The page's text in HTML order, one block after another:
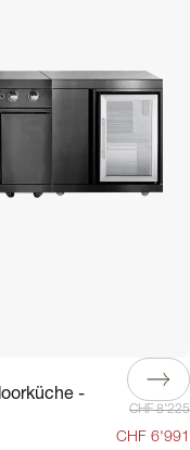
-
CHF 8'225
CHF 6'991